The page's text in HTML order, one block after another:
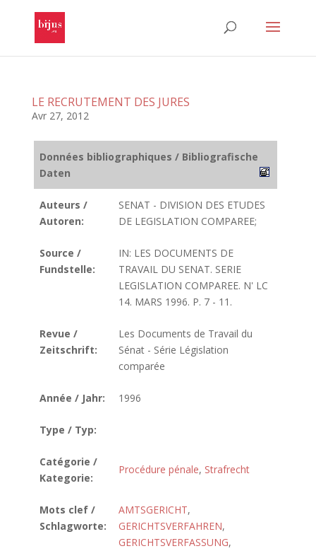
LE RECRUTEMENT DES JURES
Avr 27, 2012
Données bibliographiques / Bibliografische
Daten
Auteurs /
Autoren:
SENAT - DIVISION DES ETUDES
DE LEGISLATION COMPAREE;
Source /
Fundstelle:
IN: LES DOCUMENTS DE
TRAVAIL DU SENAT. SERIE
LEGISLATION COMPAREE. N' LC
14. MARS 1996. P. 7 - 11.
Revue /
Zeitschrift:
Les Documents de Travail du
Sénat - Série Législation
comparée
Année / Jahr: 1996
Type / Typ:
Catégorie /
Kategorie:
Procédure pénale, Strafrecht
Mots clef /
Schlagworte:
AMTSGERICHT,
GERICHTSVERFAHREN,
GERICHTSVERFASSUNG,